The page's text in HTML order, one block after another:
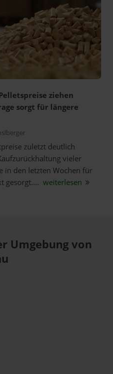
ziehen
sorgt für längere
zuletzt deutlich
vieler
in den letzten Wochen für
gesorgt.... weiterlesen
Umgebung von